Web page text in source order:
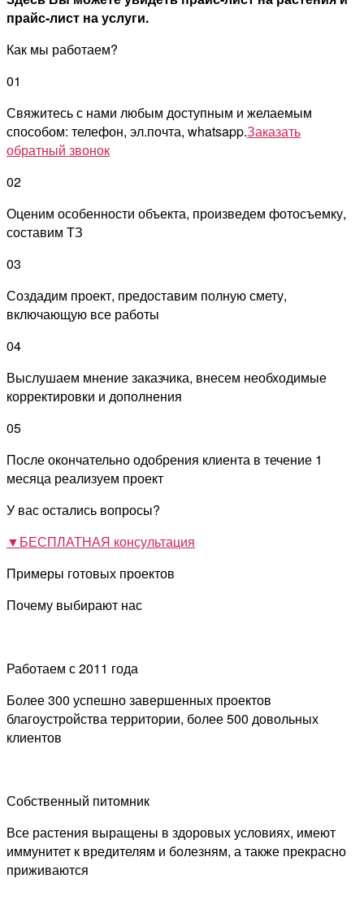
прайс-лист на услуги.
Как мы работаем?
01
Свяжитесь с нами любым доступным и желаемым
способом: телефон, эл.почта, whatsapp.Заказать
обратный звонок
02
Оценим особенности объекта, произведем фотосъемку,
составим ТЗ
03
Создадим проект, предоставим полную смету,
включающую все работы
04
Выслушаем мнение заказчика, внесем необходимые
корректировки и дополнения
05
После окончательно одобрения клиента в течение 1
месяца реализуем проект
У вас остались вопросы?
▼БЕСПЛАТНАЯ консультация
Примеры готовых проектов
Почему выбирают нас
Работаем с 2011 года
Более 300 успешно завершенных проектов
благоустройства территории, более 500 довольных
клиентов
Собственный питомник
Все растения выращены в здоровых условиях, имеют
иммунитет к вредителям и болезням, а также прекрасно
приживаются